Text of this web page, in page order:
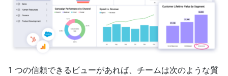
1 つの信頼できるビューがあれば、チームは次のような質